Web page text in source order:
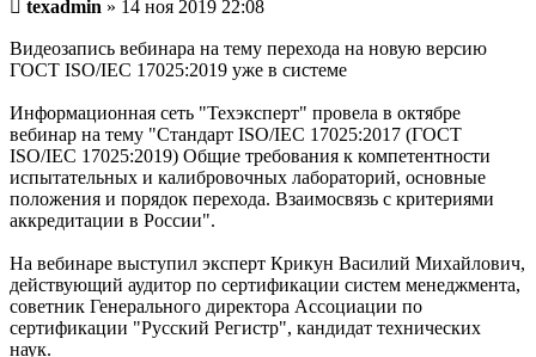
texadmin » 14 ноя 2019 22:08
Видеозапись вебинара на тему перехода на новую версию
ГОСТ ISO/IEC 17025:2019 уже в системе
Информационная сеть "Техэксперт" провела в октябре
вебинар на тему "Стандарт ISO/IEC 17025:2017 (ГОСТ
ISO/IEC 17025:2019) Общие требования к компетентности
испытательных и калибровочных лабораторий, основные
положения и порядок перехода. Взаимосвязь с критериями
аккредитации в России".
На вебинаре выступил эксперт Крикун Василий Михайлович,
действующий аудитор по сертификации систем менеджмента,
советник Генерального директора Ассоциации по
сертификации "Русский Регистр", кандидат технических
наук.